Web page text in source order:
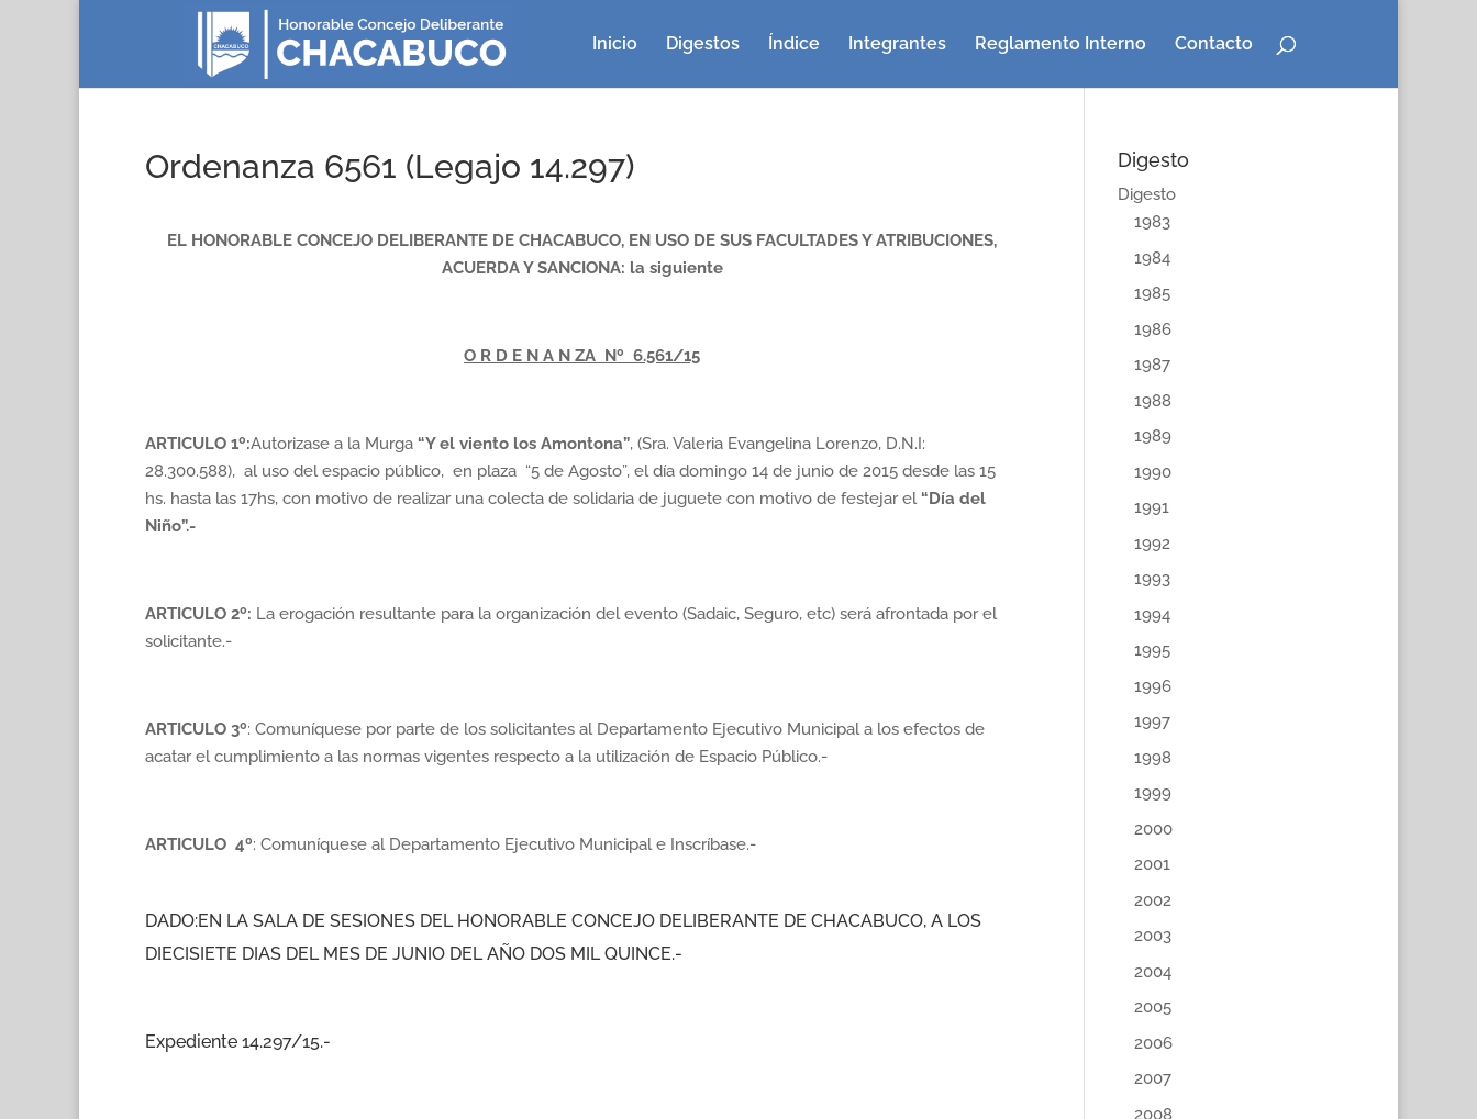
Inicio Digestos Índice Integrantes Reglamento Interno Contacto
Ordenanza 6561 (Legajo 14.297)
EL HONORABLE CONCEJO DELIBERANTE DE CHACABUCO, EN USO DE SUS FACULTADES Y ATRIBUCIONES,
ACUERDA Y SANCIONA: la siguiente
O R D E N A N ZA Nº 6.561/15
ARTICULO 1º:Autorizase a la Murga “Y el viento los Amontona”, (Sra. Valeria Evangelina Lorenzo, D.N.I:
28.300.588), al uso del espacio público, en plaza “5 de Agosto”, el día domingo 14 de junio de 2015 desde las 15
hs. hasta las 17hs, con motivo de realizar una colecta de solidaria de juguete con motivo de festejar el“Día del
Niño”.-
ARTICULO 2º: La erogación resultante para la organización del evento (Sadaic, Seguro, etc) será afrontada por el
solicitante.-
ARTICULO 3º: Comuníquese por parte de los solicitantes al Departamento Ejecutivo Municipal a los efectos de
acatar el cumplimiento a las normas vigentes respecto a la utilización de Espacio Público.-
ARTICULO 4º: Comuníquese al Departamento Ejecutivo Municipal e Inscríbase.-
DADO:EN LA SALA DE SESIONES DEL HONORABLE CONCEJO DELIBERANTE DE CHACABUCO, A LOS
DIECISIETE DIAS DEL MES DE JUNIO DEL AÑO DOS MIL QUINCE.-
Expediente 14.297/15.-
Digesto
Digesto
1983
1984
1985
1986
1987
1988
1989
1990
1991
1992
1993
1994
1995
1996
1997
1998
1999
2000
2001
2002
2003
2004
2005
2006
2007
2008